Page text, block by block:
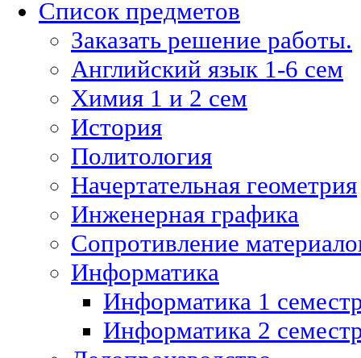
Список предметов
Заказать решение работы.
Английский язык 1-6 сем
Химия 1 и 2 сем
История
Политология
Начертательная геометрия
Инженерная графика
Сопротивление
Информатика
Информатика 1
Информатика 2